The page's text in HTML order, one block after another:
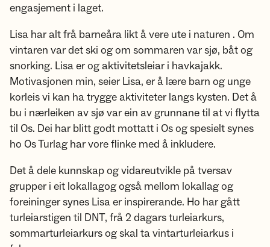
engasjement i laget.
Lisa har alt frå barneåra likt å vere ute i naturen . Om
vintaren var det ski og om sommaren var sjø, båt og
snorking. Lisa er og aktivitetsleiar i havkajakk.
Motivasjonen min, seier Lisa, er å lære barn og unge
korleis vi kan ha trygge aktiviteter langs kysten. Det å
bu i nærleiken av sjø var ein av grunnane til at vi flytta
til Os. Dei har blitt godt mottatt i Os og spesielt synes
ho Os Turlag har vore flinke med å inkludere.
Det å dele kunnskap og vidareutvikle på tversav
grupper i eit lokallagog også mellom lokallag og
foreininger synes Lisa er inspirerande. Ho har gått
turleiarstigen til DNT, frå 2 dagars turleiarkurs,
sommarturleiarkurs og skal ta vintarturleiarkus i